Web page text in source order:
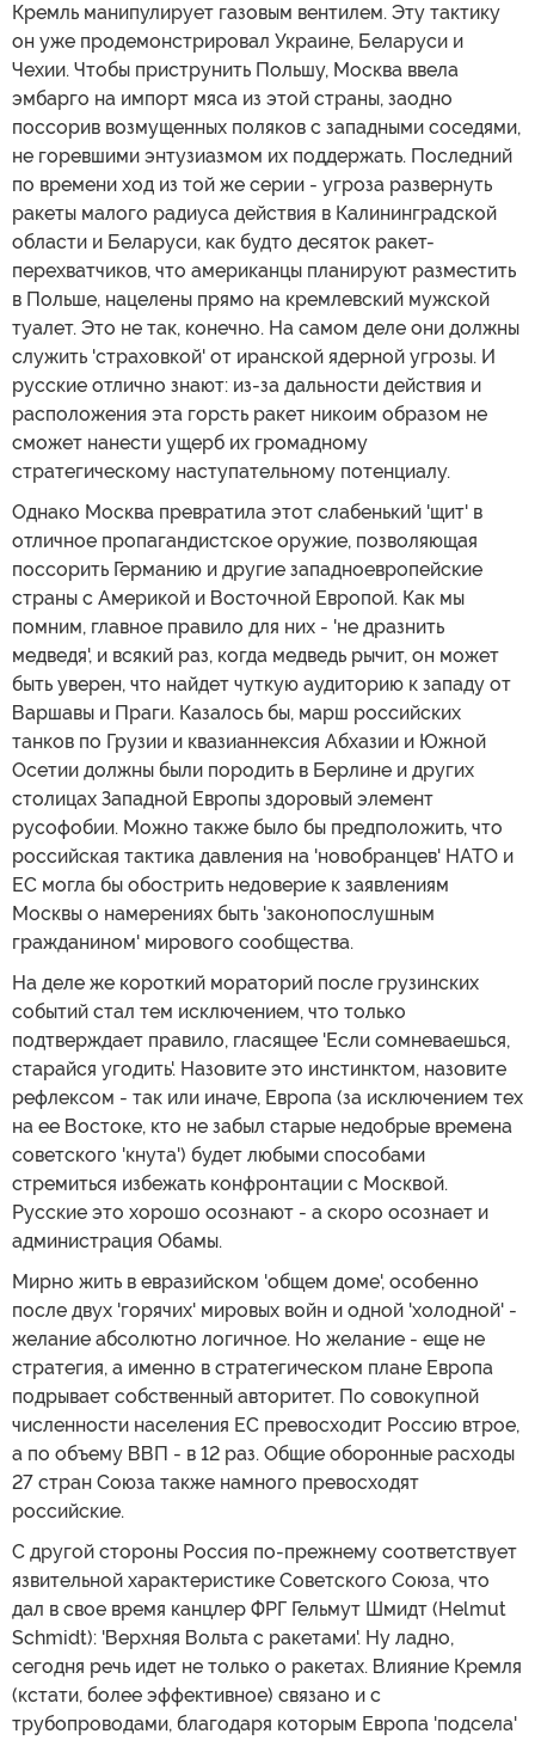
Кремль манипулирует газовым вентилем. Эту тактику
он уже продемонстрировал Украине, Беларуси и
Чехии. Чтобы приструнить Польшу, Москва ввела
эмбарго на импорт мяса из этой страны, заодно
поссорив возмущенных поляков с западными соседями,
не горевшими энтузиазмом их поддержать. Последний
по времени ход из той же серии - угроза развернуть
ракеты малого радиуса действия в Калининградской
области и Беларуси, как будто десяток ракет-
перехватчиков, что американцы планируют разместить
в Польше, нацелены прямо на кремлевский мужской
туалет. Это не так, конечно. На самом деле они должны
служить 'страховкой' от иранской ядерной угрозы. И
русские отлично знают: из-за дальности действия и
расположения эта горсть ракет никоим образом не
сможет нанести ущерб их громадному
стратегическому наступательному потенциалу.
Однако Москва превратила этот слабенький 'щит' в
отличное пропагандистское оружие, позволяющая
поссорить Германию и другие западноевропейские
страны с Америкой и Восточной Европой. Как мы
помним, главное правило для них - 'не дразнить
медведя', и всякий раз, когда медведь рычит, он может
быть уверен, что найдет чуткую аудиторию к западу от
Варшавы и Праги. Казалось бы, марш российских
танков по Грузии и квазианнексия Абхазии и Южной
Осетии должны были породить в Берлине и других
столицах Западной Европы здоровый элемент
русофобии. Можно также было бы предположить, что
российская тактика давления на 'новобранцев' НАТО и
ЕС могла бы обострить недоверие к заявлениям
Москвы о намерениях быть 'законопослушным
гражданином' мирового сообщества.
На деле же короткий мораторий после грузинских
событий стал тем исключением, что только
подтверждает правило, гласящее 'Если сомневаешься,
старайся угодить'. Назовите это инстинктом, назовите
рефлексом - так или иначе, Европа (за исключением тех
на ее Востоке, кто не забыл старые недобрые времена
советского 'кнута') будет любыми способами
стремиться избежать конфронтации с Москвой.
Русские это хорошо осознают - а скоро осознает и
администрация Обамы.
Мирно жить в евразийском 'общем доме', особенно
после двух 'горячих' мировых войн и одной 'холодной' -
желание абсолютно логичное. Но желание - еще не
стратегия, а именно в стратегическом плане Европа
подрывает собственный авторитет. По совокупной
численности населения ЕС превосходит Россию втрое,
а по объему ВВП - в 12 раз. Общие оборонные расходы
27 стран Союза также намного превосходят
российские.
С другой стороны Россия по-прежнему соответствует
язвительной характеристике Советского Союза, что
дал в свое время канцлер ФРГ Гельмут Шмидт (Helmut
Schmidt): 'Верхняя Вольта с ракетами'. Ну ладно,
сегодня речь идет не только о ракетах. Влияние Кремля
(кстати, более эффективное) связано и с
трубопроводами, благодаря которым Европа 'подсела'